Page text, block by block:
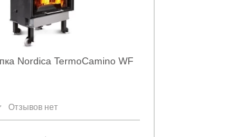
Nordica TermoCamino WF
Отзывов нет